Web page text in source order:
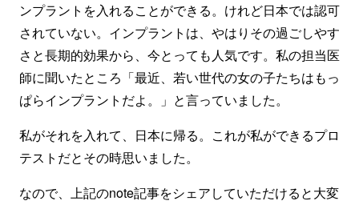
ンプラントを入れることができる。けれど日本では認可
されていない。インプラントは、やはりその過ごしやす
さと長期的効果から、今とっても人気です。私の担当医
師に聞いたところ「最近、若い世代の女の子たちはもっ
ぱらインプラントだよ。」と言っていました。
私がそれを入れて、日本に帰る。これが私ができるプロ
テストだとその時思いました。
なので、上記のnote記事をシェアしていただけると大変